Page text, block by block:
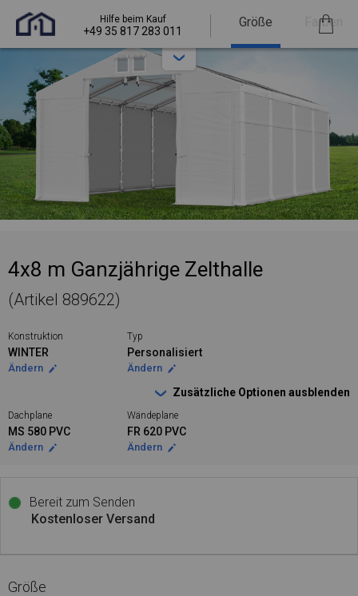
Hilfe beim Kauf
+49 35 817 283 011
Größe Farben
4x8 m Ganzjährige Zelthalle
(Artikel 889622)
Konstruktion
WINTER
Ändern
Typ
Personalisiert
Ändern
Zusätzliche Optionen ausblenden
Dachplane
MS 580 PVC
Ändern
Wändeplane
FR 620 PVC
Ändern
Bereit zum Senden
Kostenloser Versand
Größe